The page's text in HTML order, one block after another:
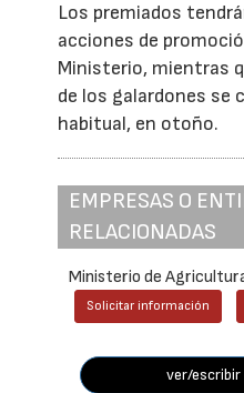
Los premiados
acciones de
Ministerio, mientras
de los galardones se
habitual, en otoño.
EMPRESAS O
RELACIONADAS
Ministerio de
Solicitar información
ver/